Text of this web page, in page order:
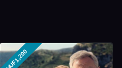
HUF1,200